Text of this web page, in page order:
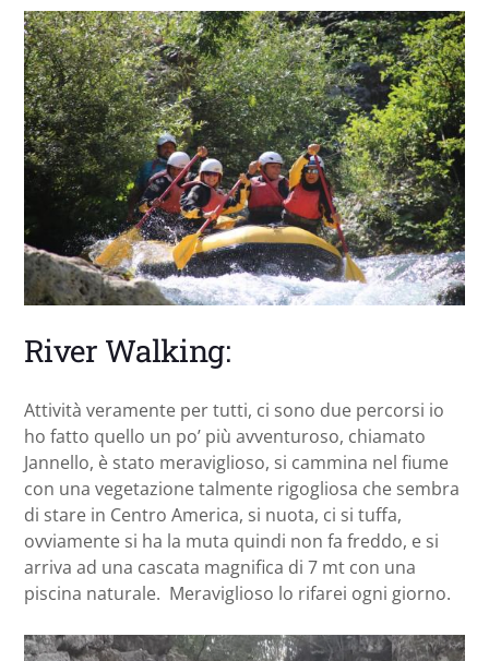
River Walking:
Attività veramente per tutti, ci sono due percorsi io
ho fatto quello un po’ più avventuroso, chiamato
Jannello, è stato meraviglioso, si cammina nel fiume
con una vegetazione talmente rigogliosa che sembra
di stare in Centro America, si nuota, ci si tuffa,
ovviamente si ha la muta quindi non fa freddo, e si
arriva ad una cascata magnifica di 7 mt con una
piscina naturale. Meraviglioso lo rifarei ogni giorno.